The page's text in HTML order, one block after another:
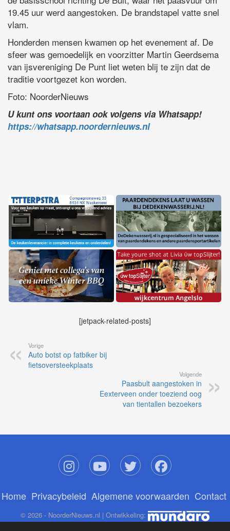
19.45 uur werd aangestoken. De brandstapel vatte snel
vlam.
Honderden mensen kwamen op het evenement af. De
sfeer was gemoedelijk en voorzitter Martin Geerdsema
van ijsvereniging De Punt liet weten blij te zijn dat de
traditie voortgezet kon worden.
Foto: NoorderNieuws
U kunt ons voortaan ook volgens via Whatsapp!
https://whatsapp.noordernieuws.nl
[jetpack-related-posts]
Vorige
Auto botst op fatbiker bij
fietsoversteekplaats
Volgende
Paasbult aangestoken in
Eexterveen onder toeziend oog
van tientallen bezoekers
Home Privacybeleid Algemene voorwaarden Contact
© 2026 - NoorderNieuws.nl | Ontwikkeling: